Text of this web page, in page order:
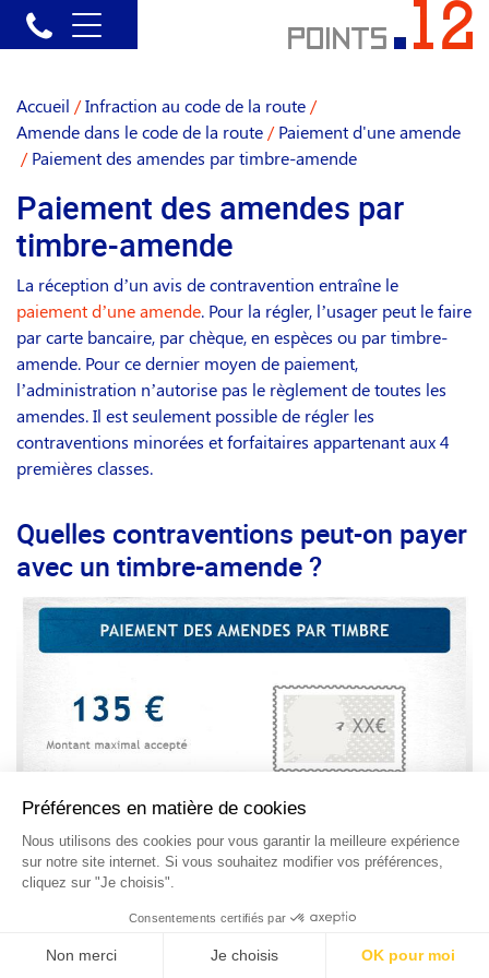
Accueil /Infraction au code de la route /
Amende dans le code de la route / Paiement d'une amende
/ Paiement des amendes par timbre-amende
Paiement des amendes par
timbre-amende
La réception d’un avis de contravention entraîne le
paiement d’une amende. Pour la régler, l’usager peut le faire
par carte bancaire, par chèque, en espèces ou par timbre-
amende. Pour ce dernier moyen de paiement,
l’administration n’autorise pas le règlement de toutes les
amendes. Il est seulement possible de régler les
contraventions minorées et forfaitaires appartenant aux 4
premières classes.
Quelles contraventions peut-on payer
avec un timbre-amende ?
Depuis le 1er juillet 2016, le paiement d’une amende par
timbre-amende n’est possible que lorsque l’infraction a été
constatée par carnet de verbalisation à souches. Si c’est
d’une contravention de 1ère, 2ème, 3ème et 4ème classe.